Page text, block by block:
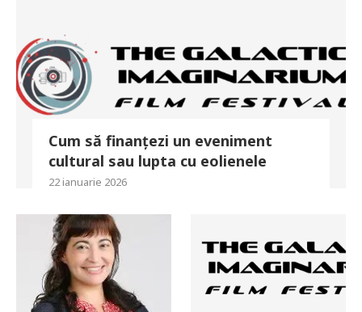
Cum să finanțezi un eveniment
cultural sau lupta cu eolienele
22 ianuarie 2026